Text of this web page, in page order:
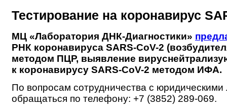
Тестирование на коронавирус
МЦ «Лаборатория ДНК-Диагностики»
РНК коронавируса SARS-CoV-2
методом ПЦР, выявление
к коронавирусу SARS-CoV-2 методом ИФА.
По вопросам сотрудничества с
обращаться по телефону: +7 (3852) 289-069.